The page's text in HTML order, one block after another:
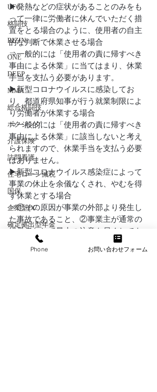
UFC
格闘技
RIZIN
ONE
DEEP
MMA
総合格闘技
ボクシング
介護保険
訪問看護
住宅ローン減税
国保
企業型DC
確定拠出型年金
▶発熱などの症状があることのみをも
って一律に労働者に休んでいただく措
置をとる場合のように、使用者の自主
的な判断で休業させる場合
⇒一般的には「使用者の責に帰すべき
事由による休業」に当てはまり、休業
手当を支払う必要があります。
▶新型コロナウイルスに感染してお
り、都道府県知事が行う就業制限によ
り労働者が休業する場合
⇒一般的には「使用者の責に帰すべき
事由による休業」に該当しないと考え
られますので、休業手当を支払う必要
はありません。
▶新型コロナウイルス感染症によって
事業の休止を余儀なくされ、やむを得
ず休業とする場合
⇒①その原因が事業の外部より発生し
た事故であること、②事業主が通常の
経営者として最大の注意を尽くしても
なお避けることのできない事故である
こと、この２つの要件を満たした場合
Phone お問い合わせフォーム